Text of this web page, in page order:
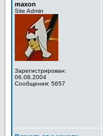
maxon
Site Admin
Зарегистрирован:
06.08.2004
Сообщения: 5657